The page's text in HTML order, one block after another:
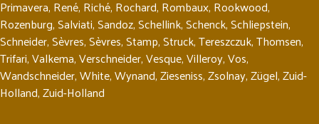
Primavera, René, Riché, Rochard, Rombaux, Rookwood,
Rozenburg,Salviati,Sandoz,Schellink,Schenck,Schliepstein,
Schneider,Sèvres,Sèvres,Stamp,Struck,Tereszczuk,Thomsen,
Trifari,Valkema,Verschneider,Vesque,Villeroy,Vos,
Wandschneider,White,Wynand,Zieseniss,Zsolnay,Zügel,Zuid-
Holland,Zuid-Holland